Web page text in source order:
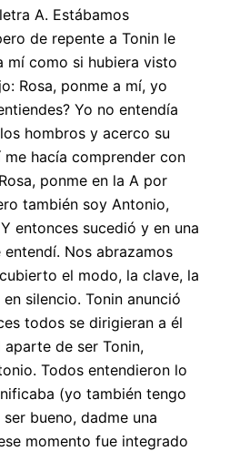
A. Estábamos
de repente a Tonin le
mí como si hubiera visto
Rosa, ponme a mí, yo
Yo no entendía
hombros y acerco su
hacía comprender con
ponme en la A por
también soy Antonio,
entonces sucedió y en una
Nos abrazamos
el modo, la clave, la
silencio. Tonin anunció
todos se dirigieran a él
de ser Tonin,
Todos entendieron lo
(yo también tengo
bueno, dadme una
momento fue integrado